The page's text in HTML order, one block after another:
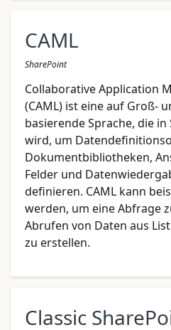
CAML
SharePoint
Collaborative Application
(CAML) ist eine auf Groß-
basierende Sprache, die
wird, um
Dokumentbibliotheken,
Felder und
definieren. CAML kann
werden, um eine Abfrage
Abrufen von Daten aus
zu erstellen.
Classic